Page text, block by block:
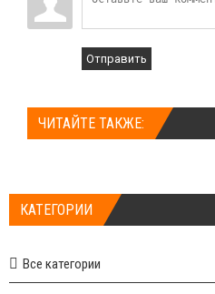
Отправить
ЧИТАЙТЕ ТАКЖЕ:
КАТЕГОРИИ
Все категории